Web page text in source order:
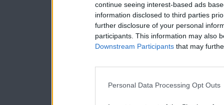
continue seeing interest-based ads
information disclosed to third parties
further disclosure of your personal
participants. This information may also
Downstream Participants that may
Personal Data Processing Opt Outs